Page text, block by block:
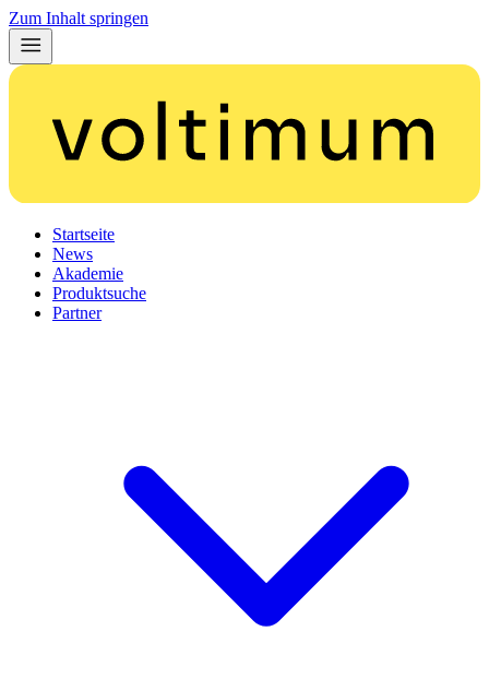
Zum Inhalt springen
Startseite
News
Akademie
Produktsuche
Partner